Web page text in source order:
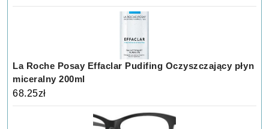
La Roche Posay Effaclar Pudifing Oczyszczający płyn
miceralny 200ml
68.25zł